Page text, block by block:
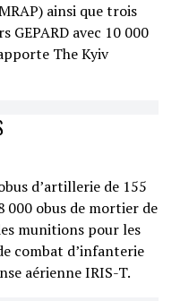
ainsi que trois
GEPARD avec 10 000
The Kyiv
d’artillerie de 155
000 obus de mortier de
munitions pour les
combat d’infanterie
aérienne IRIS-T.